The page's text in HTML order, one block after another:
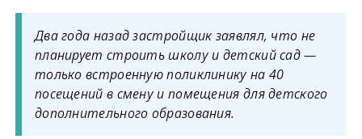
Два года назад застройщик заявлял, что не
планирует строить школу и детский сад —
только встроенную поликлинику на 40
посещений в смену и помещения для детского
дополнительного образования.